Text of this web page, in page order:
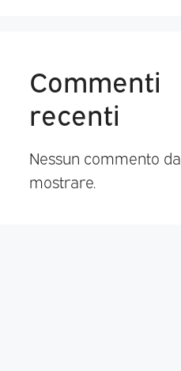
Commenti
recenti
Nessun commento da
mostrare.